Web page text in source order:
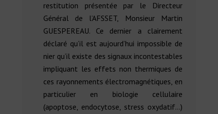
restitution présentée par le Directeur
Général de l’AFSSET, Monsieur Martin
GUESPEREAU. Ce dernier a clairement
déclaré qu’il est aujourd’hui impossible de
nier qu’il existe des signaux incontestables
impliquant les effets non thermiques de
ces rayonnements électromagnétiques, en
particulier en biologie cellulaire
(apoptose, endocytose, stress oxydatif…)